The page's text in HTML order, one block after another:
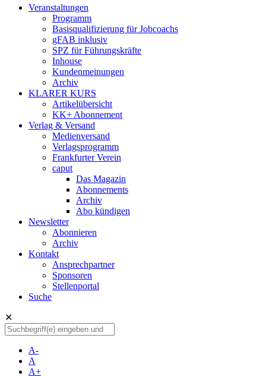
Veranstaltungen
Programm
Basisqualifizierung für Jobcoachs
gFAB inklusiv
SPZ für Führungskräfte
Inhouse
Kundenmeinungen
Archiv
KLARER KURS
Artikelübersicht
KK+ Abonnement
Verlag & Versand
Medienversand
Verlagsprogramm
Frankfurter Verein
caput
Das Magazin
Abonnements
Archiv
Abo kündigen
Newsletter
Abonnieren
Archiv
Kontakt
Ansprechpartner
Sponsoren
Stellenportal
Suche
✕
A-
A
A+